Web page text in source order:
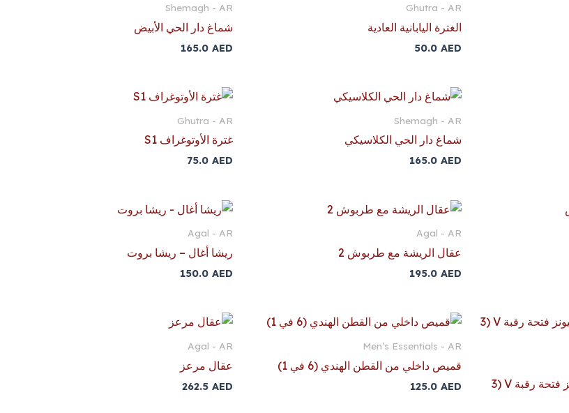
Ghutra - AR
الغترة اليابانية العادية
50.0 AED
Shemagh - AR
شماغ دار الحي الأبيض
165.0AED
Shemagh - AR
شماغ دار الحي الكلاسيكي
165.0 AED
Ghutra - AR
غترة الأوتوغراف S1
75.0AED
Agal - AR
عقال الريشة مع طربوش 2
195.0 AED
Agal - AR
ريشا أغال – ريشا بروت
150.0AED
قميص داخلي وولفز اند ليونز فتحة رقبة V (3
Men’s Essentials - AR
قميص داخلي من القطن الهندي (6 في 1)
125.0 AED
Agal - AR
عقال مرعز
262.5AED